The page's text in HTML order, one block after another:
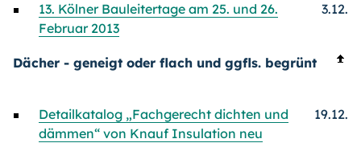
13. Kölner Bauleitertage am 25. und 26.
Februar 2013
3.12.
Dächer - geneigt oder flach und ggfls. begrünt
Detailkatalog „Fachgerecht dichten und
dämmen“ von Knauf Insulation neu
19.12.